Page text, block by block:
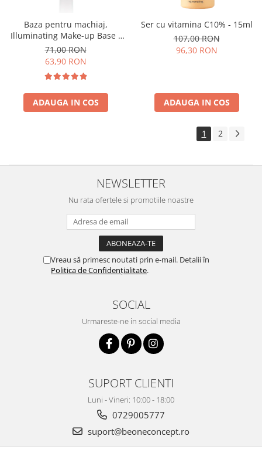
Baza pentru machiaj,
Illuminating Make-up Base -
30ml
71,00 RON
63,90 RON
ADAUGA IN COS
Ser cu vitamina C10% - 15ml
107,00 RON
96,30 RON
ADAUGA IN COS
1 2
NEWSLETTER
Nu rata ofertele si promotiile noastre
Vreau să primesc noutati prin e-mail. Detalii în
Politica de Confidențialitate.
SOCIAL
Urmareste-ne in social media
SUPORT CLIENTI
Luni - Vineri: 10:00 - 18:00
0729005777
suport@beoneconcept.ro